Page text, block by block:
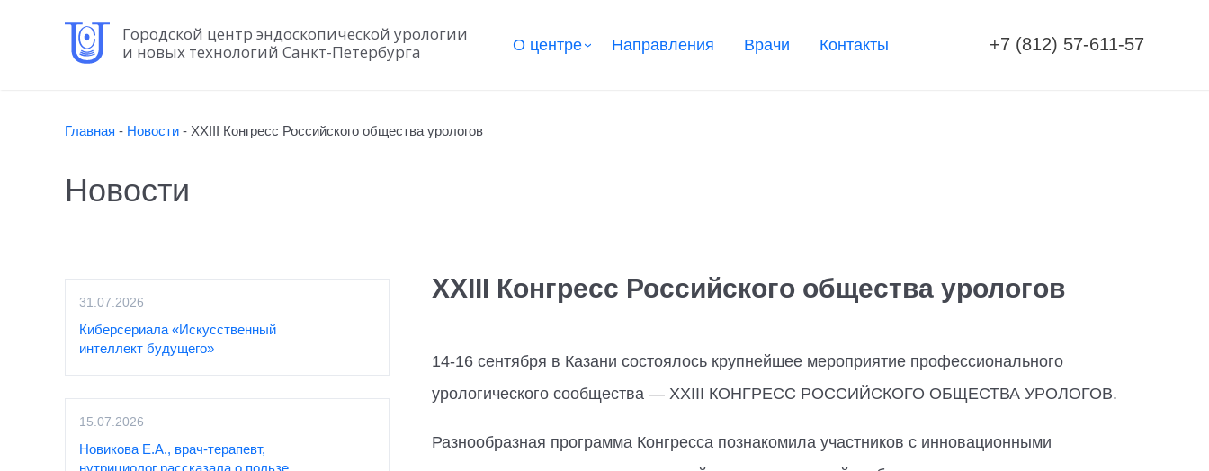
Городской центр эндоскопической урологии
и новых технологий Санкт-Петербурга
О центре Направления Врачи Контакты +7 (812) 57-611-57
Главная - Новости - XXIII Конгресс Российского общества урологов
Новости
31.07.2026
Киберсериала «Искусственный
интеллект будущего»
15.07.2026
Новикова Е.А., врач-терапевт,
нутрициолог рассказала о пользе
XXIII Конгресс Российского общества урологов
14-16 сентября в Казани состоялось крупнейшее мероприятие профессионального
урологического сообщества — XXIII КОНГРЕСС РОССИЙСКОГО ОБЩЕСТВА УРОЛОГОВ.
Разнообразная программа Конгресса познакомила участников с инновационными